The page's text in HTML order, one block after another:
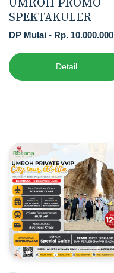
UMROH PROMO
SPEKTAKULER
DP Mulai - Rp. 10.000.000
Detail